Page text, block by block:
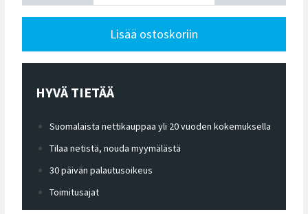
Lisää ostoskoriin
HYVÄ TIETÄÄ
Suomalaista nettikauppaa yli 20 vuoden kokemuksella
Tilaa netistä, nouda myymälästä
30 päivän palautusoikeus
Toimitusajat